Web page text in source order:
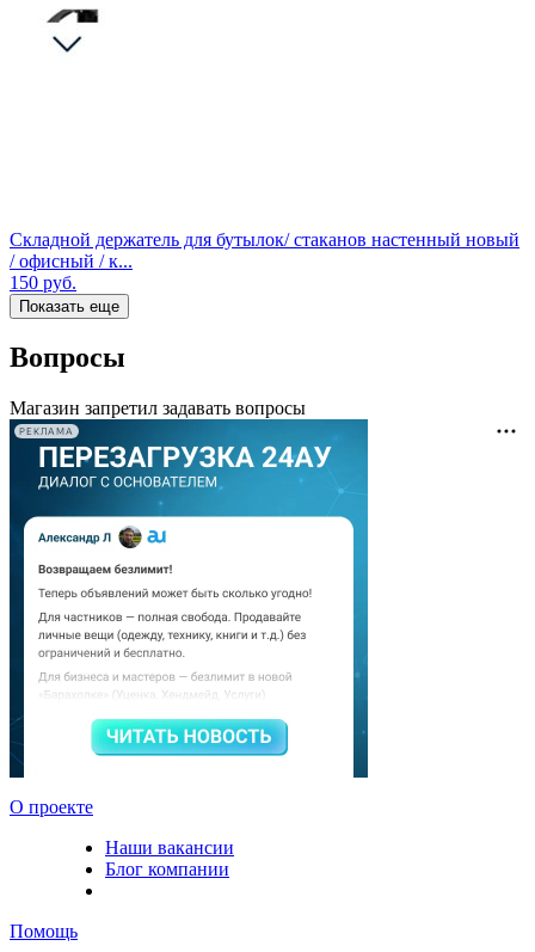
Складной держатель для бутылок/ стаканов настенный новый
/ офисный / к...
150 руб.
Показать еще
Вопросы
Магазин запретил задавать вопросы
РЕКЛАМА
О проекте
Наши вакансии
Блог компании
Помощь